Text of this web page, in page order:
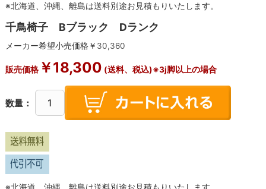
※北海道、沖縄、離島は送料別途お見積もりいたします。
千鳥椅子 Bブラック Dランク
メーカー希望小売価格￥ 30,360
販売価格￥18,300 (送料、税込)※3j脚以上の場合
数量：